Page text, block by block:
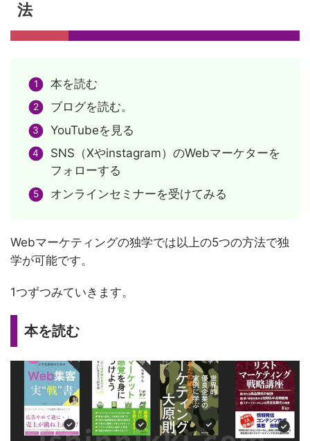
法
本を読む
ブログを読む。
YouTubeを見る
SNS（Xやinstagram）のWebマーケターを
フォローする
オンラインセミナーを受けてみる
Webマーケティングの独学では以上の5つの方法で独
学が可能です。
1つずつみていきます。
本を読む